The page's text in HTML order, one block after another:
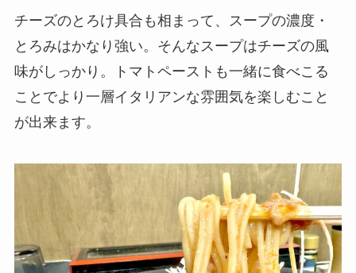
チーズのとろけ具合も相まって、スープの濃度・
とろみはかなり強い。そんなスープはチーズの風
味がしっかり。トマトペーストも一緒に食べこる
ことでより一層イタリアンな雰囲気を楽しむこと
が出来ます。